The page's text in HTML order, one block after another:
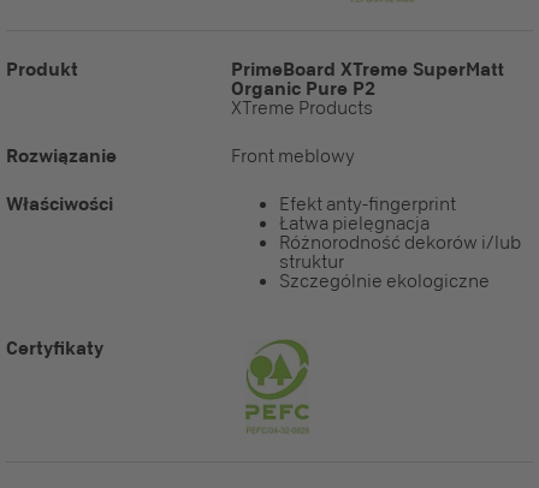
Produkt
PrimeBoard XTreme SuperMatt
Organic Pure P2
XTreme Products
Rozwiązanie Front meblowy
Właściwości
Efekt anty-fingerprint
Łatwa pielęgnacja
Różnorodność dekorów i/lub
struktur
Szczególnie ekologiczne
Certyfikaty